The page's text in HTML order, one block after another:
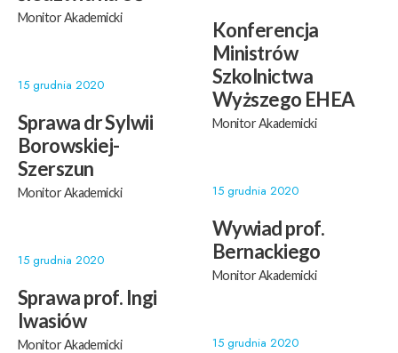
Monitor Akademicki
Konferencja
Ministrów
Szkolnictwa
Wyższego EHEA
Monitor Akademicki
15 grudnia 2020
Sprawa dr Sylwii
Borowskiej-
Szerszun
Monitor Akademicki 15 grudnia 2020
Wywiad prof.
Bernackiego
Monitor Akademicki
15 grudnia 2020
Sprawa prof. Ingi
Iwasiów
Monitor Akademicki 15 grudnia 2020